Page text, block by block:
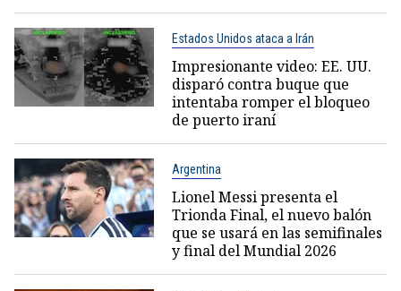
Estados Unidos ataca a Irán
Impresionante video: EE. UU.
disparó contra buque que
intentaba romper el bloqueo
de puerto iraní
Argentina
Lionel Messi presenta el
Trionda Final, el nuevo balón
que se usará en las semifinales
y final del Mundial 2026